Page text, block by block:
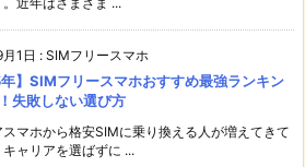
1日 : SIMフリースマホ
年】SIMフリースマホおすすめ最強ランキン
失敗しない選び方
スマホから格安SIMに乗り換える人が増えてきて
キャリアを選ばずに ...